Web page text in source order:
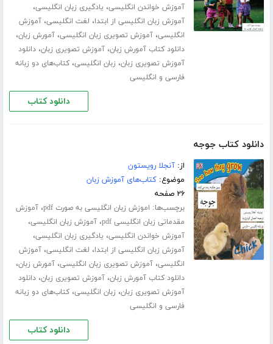
آموزش خواندن انگلیسی، یادگیری زبان انگلیسی،
آموزش زبان انگلیسی از ابتدا، لغت انگلیسی،آموزش
انگلیسی،آموزش تصویری زبان انگلیسی،آمورش زبان،
دانلود کتاب آمورش زبان،آموزش تصویری زبان،دانلود
آموزش تصویری زبان، زبان انگلیسی،کتاب‌های دو زبانه
فارسی و انگلیسی
دانلود کتاب
دانلود کتاب جوجه
از:آنجلا رویستون
موضوع:کتاب‌های آموزش زبان
۲۶ صفحه
برچسب‌ها: اموزش زبان انگلیسی به صورت pdf ،آموزش
مقدماتی زبان انگلیسی pdf
،آموزش زبان انگلیسی،
آموزش خواندن انگلیسی، یادگیری زبان انگلیسی،
آموزش زبان انگلیسی از ابتدا، لغت انگلیسی،آموزش
انگلیسی،آموزش تصویری زبان انگلیسی،آمورش زبان،
دانلود کتاب آمورش زبان،آموزش تصویری زبان،دانلود
آموزش تصویری زبان، زبان انگلیسی،کتاب‌های دو زبانه
فارسی و انگلیسی
دانلود کتاب